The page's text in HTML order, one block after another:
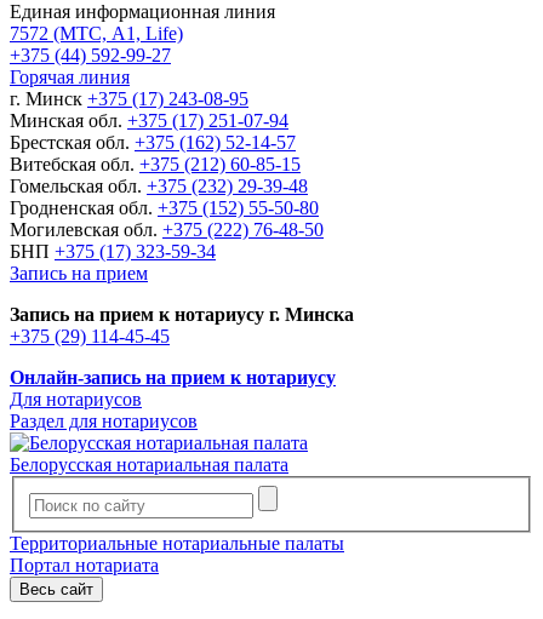
Единая информационная линия
7572 (МТС, A1, Life)
+375 (44) 592-99-27
Горячая линия
г. Минск +375 (17) 243-08-95
Минская обл. +375 (17) 251-07-94
Брестская обл. +375 (162) 52-14-57
Витебская обл. +375 (212) 60-85-15
Гомельская обл. +375 (232) 29-39-48
Гродненская обл. +375 (152) 55-50-80
Могилевская обл. +375 (222) 76-48-50
БНП +375 (17) 323-59-34
Запись на прием
Запись на прием к нотариусу г. Минска
+375 (29) 114-45-45
Онлайн-запись на прием к нотариусу
Для нотариусов
Раздел для нотариусов
Белорусская нотариальная палата
Территориальные нотариальные палаты
Портал нотариата
Весь сайт